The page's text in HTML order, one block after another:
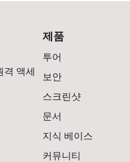
격 액세
제품
투어
보안
스크린샷
문서
지식 베이스
커뮤니티